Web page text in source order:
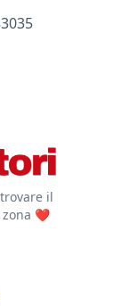
il
zona ❤️